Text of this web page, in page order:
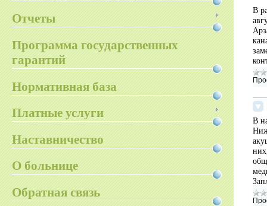
Отчеты
Программа государственных
гарантий
Нормативная база
Платные услуги
Наставничество
О больнице
Обратная связь
В
В